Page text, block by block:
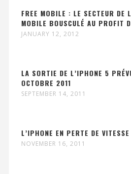
FREE MOBILE : LE SECTEUR DE
MOBILE BOUSCULÉ AU PROFIT
JANUARY 12, 2012
LA SORTIE DE L’IPHONE 5
OCTOBRE 2011
SEPTEMBER 14, 2011
L’IPHONE EN PERTE DE
NOVEMBER 16, 2011